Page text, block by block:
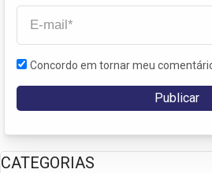
Concordo em tornar meu
CATEGORIAS